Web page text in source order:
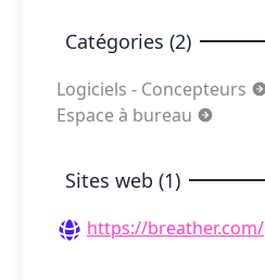
Catégories (2)
Logiciels - Concepteurs
Espace à bureau
Sites web (1)
https://breather.com/